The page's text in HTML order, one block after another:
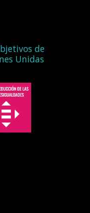
de
Unidas